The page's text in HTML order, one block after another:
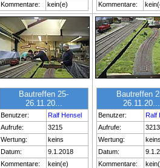
Kommentare:
kein(e)
Kommentare:
Bautreffen 25-
26.11.20...
Benutzer:
Ralf Hensel
Aufrufe:
3215
Wertung:
keins
Datum:
9.1.2018
Kommentare:
kein(e)
Bautreffen
26.11.20...
Benutzer:
Ralf
Aufrufe:
3213
Wertung:
Datum:
Kommentare: